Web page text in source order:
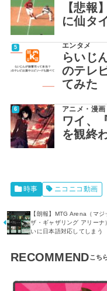
【悲報
に仙タ
エンタメ
らいじ
のテレ
てみた
アニメ・漫画
ワイ、
を観終
時事 ニコニコ動画
【朗報】MTG Arena（マジ
ザ・ギャザリング アリーナ
いに日本語対応してしまう
RECOMMEND